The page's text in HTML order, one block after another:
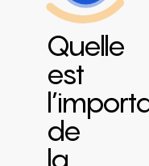
Quelle
est
de
la